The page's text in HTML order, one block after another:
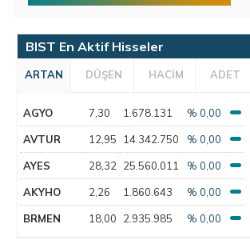
BIST En Aktif Hisseler
ARTAN DÜŞEN HACİM ADET
AGYO 7,30 1.678.131 % 0,00
AVTUR 12,95 14.342.750 % 0,00
AYES 28,32 25.560.011 % 0,00
AKYHO 2,26 1.860.643 % 0,00
BRMEN 18,00 2.935.985 % 0,00